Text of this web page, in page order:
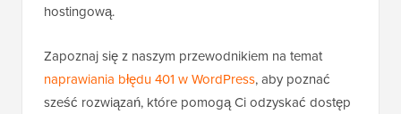
hostingową.
Zapoznaj się z naszym przewodnikiem na temat
naprawiania błędu 401 w WordPress, aby poznać
sześć rozwiązań, które pomogą Ci odzyskać dostęp